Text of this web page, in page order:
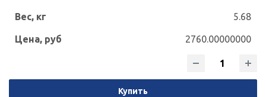
5.68
2760.00000000
Купить